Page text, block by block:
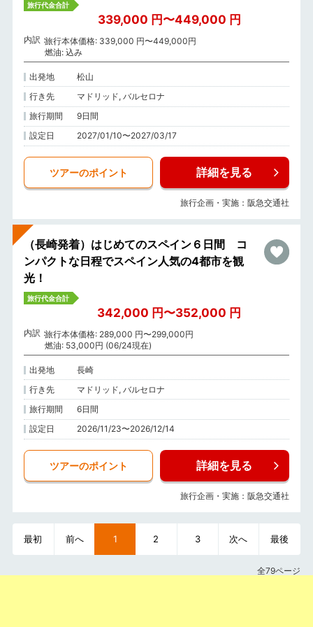
旅行代金合計
339,000 円〜449,000 円
内訳 旅行本体価格: 339,000 円〜449,000円
燃油: 込み
出発地
松山
行き先
マドリッド, バルセロナ
旅行期間
9日間
設定日
2027/01/10〜2027/03/17
ツアーのポイント 詳細を見る
旅行企画・実施：阪急交通社
（長崎発着）はじめてのスペイン６日間 コ
ンパクトな日程でスペイン人気の4都市を観
光！
旅行代金合計
342,000 円〜352,000 円
内訳 旅行本体価格: 289,000 円〜299,000円
燃油: 53,000円 (06/24現在)
出発地
長崎
行き先
マドリッド, バルセロナ
旅行期間
6日間
設定日
2026/11/23〜2026/12/14
ツアーのポイント 詳細を見る
旅行企画・実施：阪急交通社
最初 前へ 1 2 3 次へ 最後
全79ページ